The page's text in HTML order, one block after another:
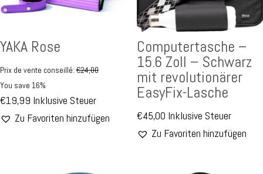
YAKA Rose
Prix de vente conseillé: €24,00
You save 16%
€19,99 Inklusive Steuer
Zu Favoriten hinzufügen
Computertasche –
15.6 Zoll – Schwarz
mit revolutionärer
EasyFix-Lasche
€45,00 Inklusive Steuer
Zu Favoriten hinzufügen